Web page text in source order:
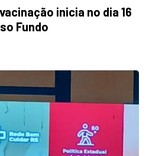
inicia no dia 16
Fundo